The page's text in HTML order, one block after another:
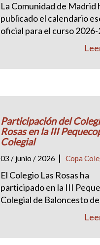
La Comunidad de Madrid
publicado el calendario
oficial para el curso
Participación del
Rosas en la III
Colegial
03 / junio / 2026 | Copa
El Colegio Las Rosas ha
participado en la III
Colegial de Baloncesto